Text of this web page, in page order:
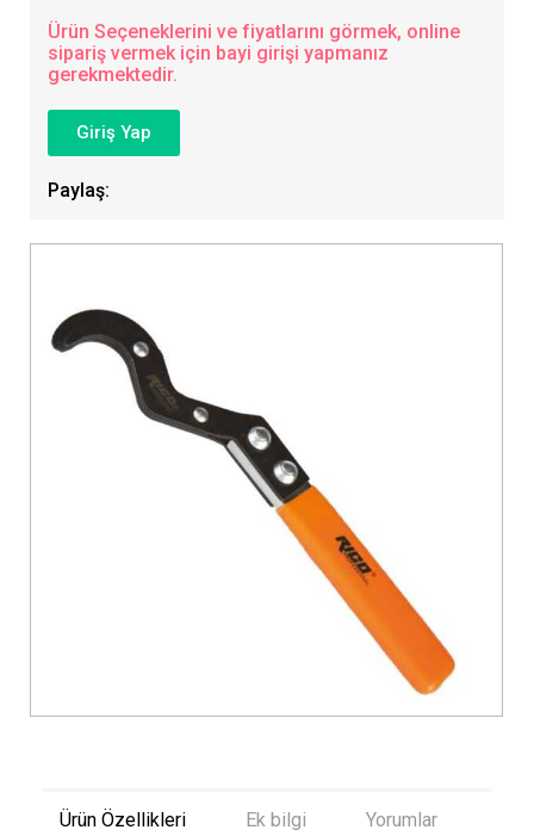
Ürün Seçeneklerini ve fiyatlarını görmek, online
sipariş vermek için bayi girişi yapmanız
gerekmektedir.
Giriş Yap
Paylaş:
Ürün Özellikleri Ek bilgi Yorumlar